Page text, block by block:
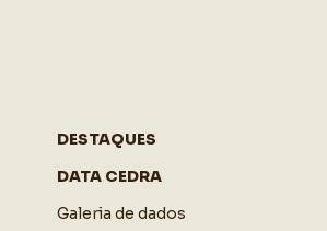
DESTAQUES
DATA CEDRA
Galeria de dados